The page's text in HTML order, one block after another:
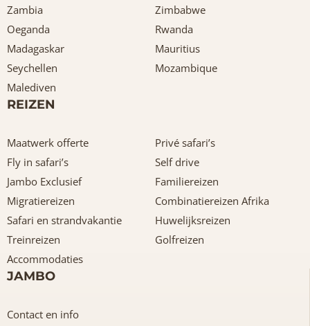
Zambia
Zimbabwe
Oeganda
Rwanda
Madagaskar
Mauritius
Seychellen
Mozambique
Malediven
REIZEN
Maatwerk offerte
Privé safari’s
Fly in safari’s
Self drive
Jambo Exclusief
Familiereizen
Migratiereizen
Combinatiereizen Afrika
Safari en strandvakantie
Huwelijksreizen
Treinreizen
Golfreizen
Accommodaties
JAMBO
Contact en info